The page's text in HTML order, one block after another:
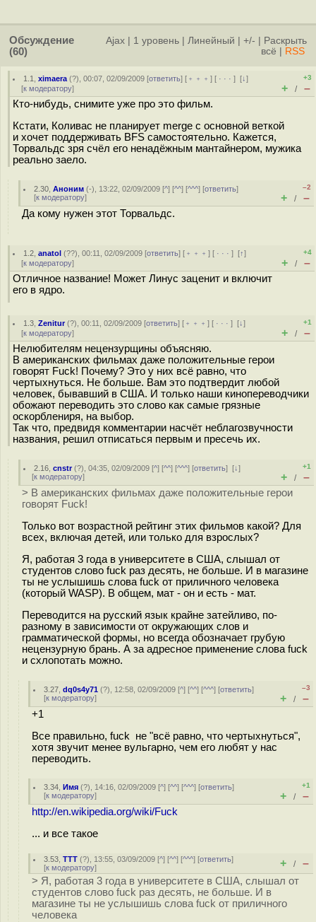
Обсуждение
(60)
Ajax 1 уровень Линейный +/-
Раскрыть
всё
RSS
1.1 ,ximaera (?), 00:07, 02/09/2009 [ответить] [ ﹢﹢﹢] [ · · ·][↓]
[к модератору]
+3
+ / –
Кто-нибудь, снимите уже про это фильм.
Кстати, Коливас не планирует merge с основной веткой
и хочет поддерживать BFS самостоятельно. Кажется,
Торвальдс зря счёл его ненадёжным мантайнером, мужика
реально заело.
2.30 ,Аноним (-), 13:22, 02/09/2009 [^] [^^] [^^^] [ответить]
[к модератору]
–2
+ / –
Да кому нужен этот Торвальдс.
1.2 ,anatol (??), 00:11, 02/09/2009 [ответить] [ ﹢﹢﹢] [ · · ·][↑]
[к модератору]
+4
+ / –
Отличное название! Может Линус заценит и включит
его в ядро.
1.3 ,Zenitur(?), 00:11, 02/09/2009 [ответить] [ ﹢﹢﹢] [ · · ·][↓]
[к модератору]
+1
+ / –
Нелюбителям нецензурщины объясняю.
В американских фильмах даже положительные герои
говорят Fuck! Почему? Это у них всё равно, что
чертыхнуться. Не больше. Вам это подтвердит любой
человек, бывавший в США. И только наши кинопереводчики
обожают переводить это слово как самые грязные
оскорблениря, на выбор.
Так что, предвидя комментарии насчёт неблагозвучности
названия, решил отписаться первым и пресечь их.
2.16 ,cnstr(?), 04:35, 02/09/2009 [^] [^^] [^^^] [ответить][↓]
[к модератору]
+1
+ / –
> В американских фильмах даже положительные герои
говорят Fuck!
Только вот возрастной рейтинг этих фильмов какой? Для
всех, включая детей, или только для взрослых?
Я, работая 3 года в университете в США, слышал от
студентов слово fuck раз десять, не больше. И в магазине
ты не услышишь слова fuck от приличного человека
(который WASP). В общем, мат - он и есть - мат.
Переводится на русский язык крайне затейливо, по-
разному в зависимости от окружающих слов и
грамматической формы, но всегда обозначает грубую
нецензурную брань. А за адресное применение слова fuck
и схлопотать можно.
3.27 ,dq0s4y71 (?), 12:58, 02/09/2009 [^] [^^] [^^^] [ответить]
[к модератору]
–3
+ / –
+1
Все правильно, fuck не "всё равно, что чертыхнуться",
хотя звучит менее вульгарно, чем его любят у нас
переводить.
3.34 ,Имя (?), 14:16, 02/09/2009 [^] [^^] [^^^] [ответить]
[к модератору]
+1
+ / –
http://en.wikipedia.org/wiki/Fuck
... и все такое
3.53 ,ТТТ (?), 13:55, 03/09/2009 [^] [^^] [^^^] [ответить]
[к модератору] + / –
> Я, работая 3 года в университете в США, слышал от
студентов слово fuck раз десять, не больше. И в
магазине ты не услышишь слова fuck от приличного
человека